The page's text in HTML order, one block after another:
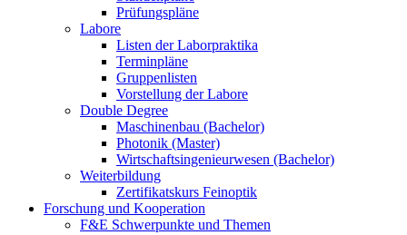
Prüfungspläne
Labore
Listen der Laborpraktika
Terminpläne
Gruppenlisten
Vorstellung der Labore
Double Degree
Maschinenbau (Bachelor)
Photonik (Master)
Wirtschaftsingenieurwesen (Bachelor)
Weiterbildung
Zertifikatskurs Feinoptik
Forschung und Kooperation
F&E Schwerpunkte und Themen